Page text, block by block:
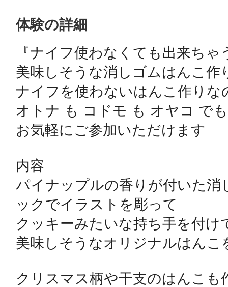
体験の詳細
『ナイフ使わなくても出来ちゃ
美味しそうな消しゴムはんこ作
ナイフを使わないはんこ作りな
オトナ も コドモ も オヤコ でも
お気軽にご参加いただけます
内容
パイナップルの香りが付いた消
ックでイラストを彫って
クッキーみたいな持ち手を付け
美味しそうなオリジナルはんこ
クリスマス柄や干支のはんこも
鴻巣
池袋
生駒
秋葉原